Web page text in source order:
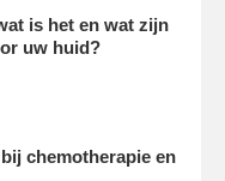
is het en wat zijn
uw huid?
chemotherapie en